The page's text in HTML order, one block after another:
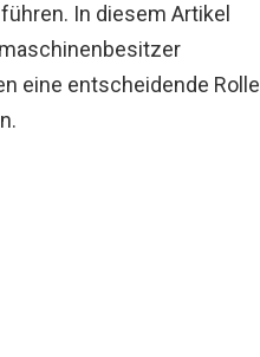
In diesem Artikel
eine entscheidende Rolle